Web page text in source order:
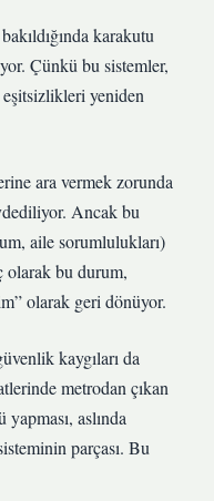
karakutu
Çünkü bu sistemler,
eşitsizlikleri yeniden
ara vermek zorunda
Ancak bu
aile sorumlulukları)
olarak bu durum,
olarak geri dönüyor.
kaygıları da
metrodan çıkan
aslında
parçası. Bu